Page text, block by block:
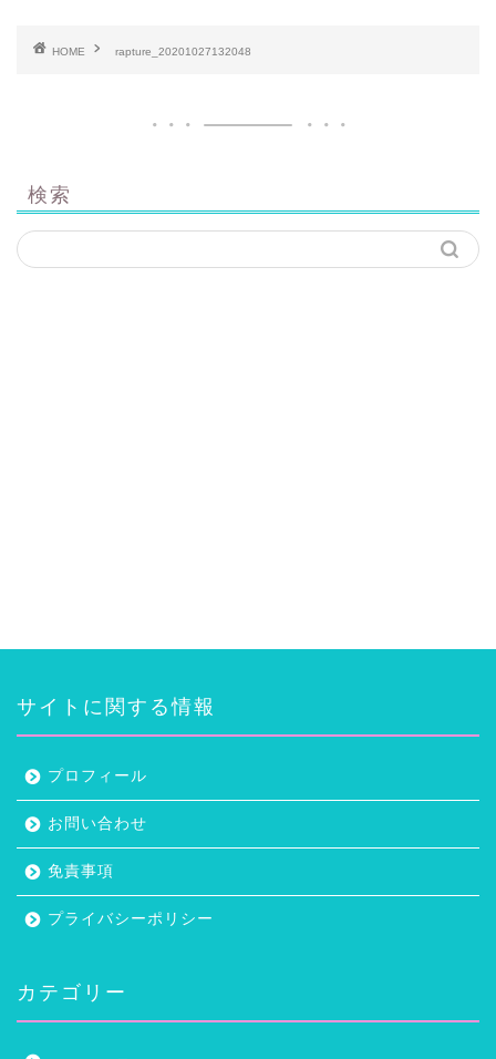
HOME rapture_20201027132048
検索
サイトに関する情報
プロフィール
お問い合わせ
免責事項
プライバシーポリシー
カテゴリー